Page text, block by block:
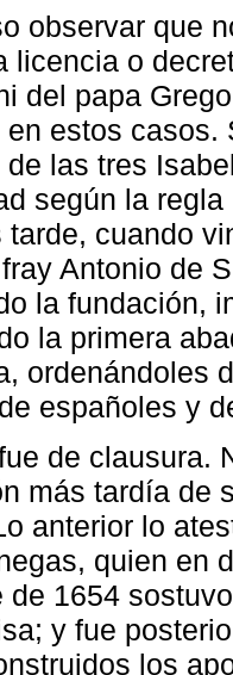
observar que
licencia o
del papa
en estos casos.
de las tres
según la
tarde, cuando
Antonio de
la fundación,
la primera
ordenándoles
españoles y
de clausura.
más tardía de
anterior lo
quien en
de 1654
y fue
los